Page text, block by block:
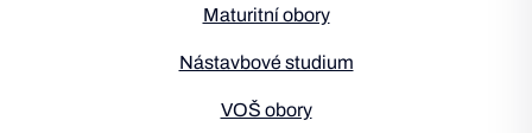
Maturitní obory
Nástavbové studium
VOŠ obory